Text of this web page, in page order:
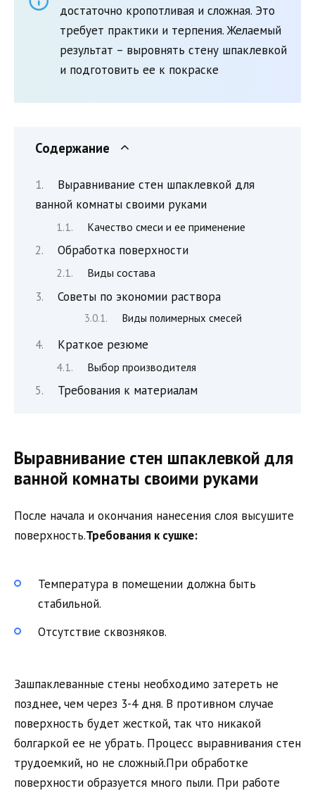
достаточно кропотливая и сложная. Это
требует практики и терпения. Желаемый
результат – выровнять стену шпаклевкой
и подготовить ее к покраске
Содержание
Выравнивание стен шпаклевкой для
ванной комнаты своими руками
Качество смеси и ее применение
Обработка поверхности
Виды состава
Советы по экономии раствора
Виды полимерных смесей
Краткое резюме
Выбор производителя
Требования к материалам
Выравнивание стен шпаклевкой для
ванной комнаты своими руками
После начала и окончания нанесения слоя высушите
поверхность.Требования к сушке:
Температура в помещении должна быть
стабильной.
Отсутствие сквозняков.
Зашпаклеванные стены необходимо затереть не
позднее, чем через 3-4 дня. В противном случае
поверхность будет жесткой, так что никакой
болгаркой ее не убрать. Процесс выравнивания стен
трудоемкий, но не сложный.При обработке
поверхности образуется много пыли. При работе